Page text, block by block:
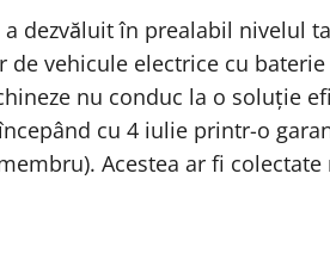
a dezvăluit în prealabil nivelul
vehicule electrice cu baterie
nu conduc la o soluție
cu 4 iulie printr-o
Acestea ar fi